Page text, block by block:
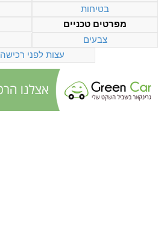
בטיחות
מפרטים טכניים
צבעים
עצות לפני רכישה